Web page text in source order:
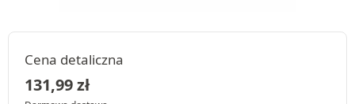
Cena detaliczna
131,99zł